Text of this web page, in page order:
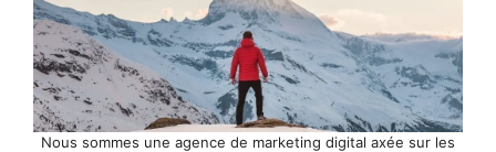
Nous sommes une agence de marketing digital axée sur les